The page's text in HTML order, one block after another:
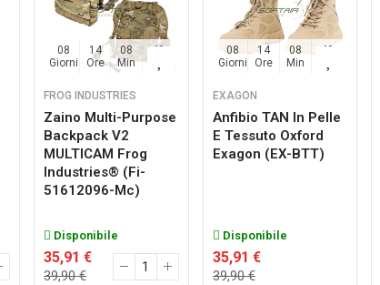
08
Giorni
14
Ore
08
Min
48
FROG INDUSTRIES
Zaino Multi-Purpose
Backpack V2
MULTICAM Frog
Industries® (fi-
51612096-Mc)
Disponibile
35,91 €
39,90 €
08
Giorni
14
Ore
08
Min
48
EXAGON
Anfibio TAN In Pelle
E Tessuto Oxford
Exagon (EX-BTT)
Disponibile
35,91 €
39,90 €